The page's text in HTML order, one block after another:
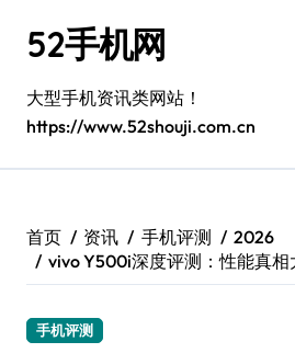
52手机网
大型手机资讯类网站！
https://www.52shouji.com.cn
首页 资讯 手机评测
2026
vivo Y500i深度评测：性能真相
手机评测